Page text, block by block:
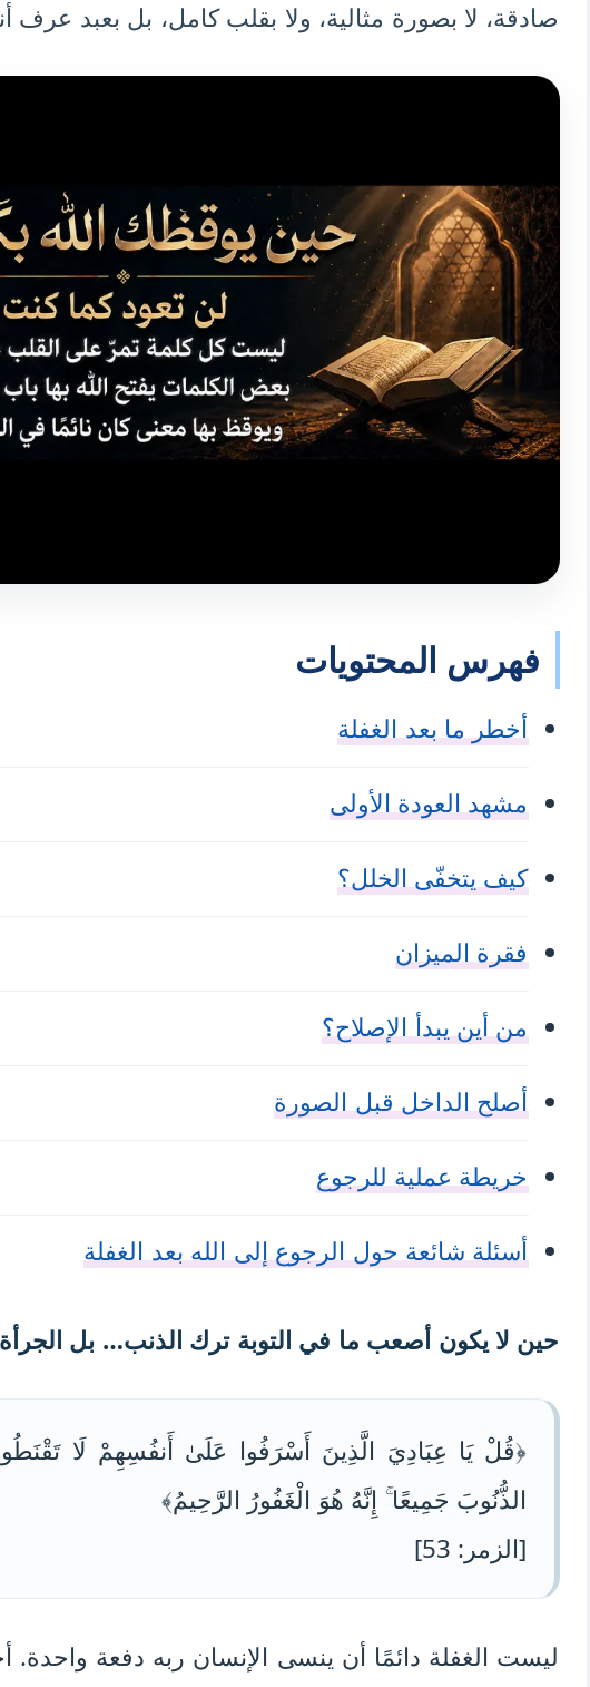
صادقة، لا بصورة مثالية، ولا بقلب كامل، بل بعبد عرف
فهرس المحتويات
أخطر ما بعد الغفلة
مشهد العودة الأولى
كيف يتخفّى الخلل؟
فقرة الميزان
من أين يبدأ الإصلاح؟
أصلح الداخل قبل الصورة
خريطة عملية للرجوع
أسئلة شائعة حول الرجوع إلى الله بعد الغفلة
حين لا يكون أصعب ما في التوبة ترك الذنب… بل
﴿قُلْ يَا عِبَادِيَ الَّذِينَ أَسْرَفُوا عَلَىٰ أَنفُسِهِمْ لَا
الذُّنُوبَ جَمِيعًا ۚ إِنَّهُ هُوَ الْغَفُورُ الرَّحِيمُ﴾
[الزمر: 53]
ليست الغفلة دائمًا أن ينسى الإنسان ربه دفعة واحدة.